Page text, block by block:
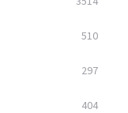
510
297
404